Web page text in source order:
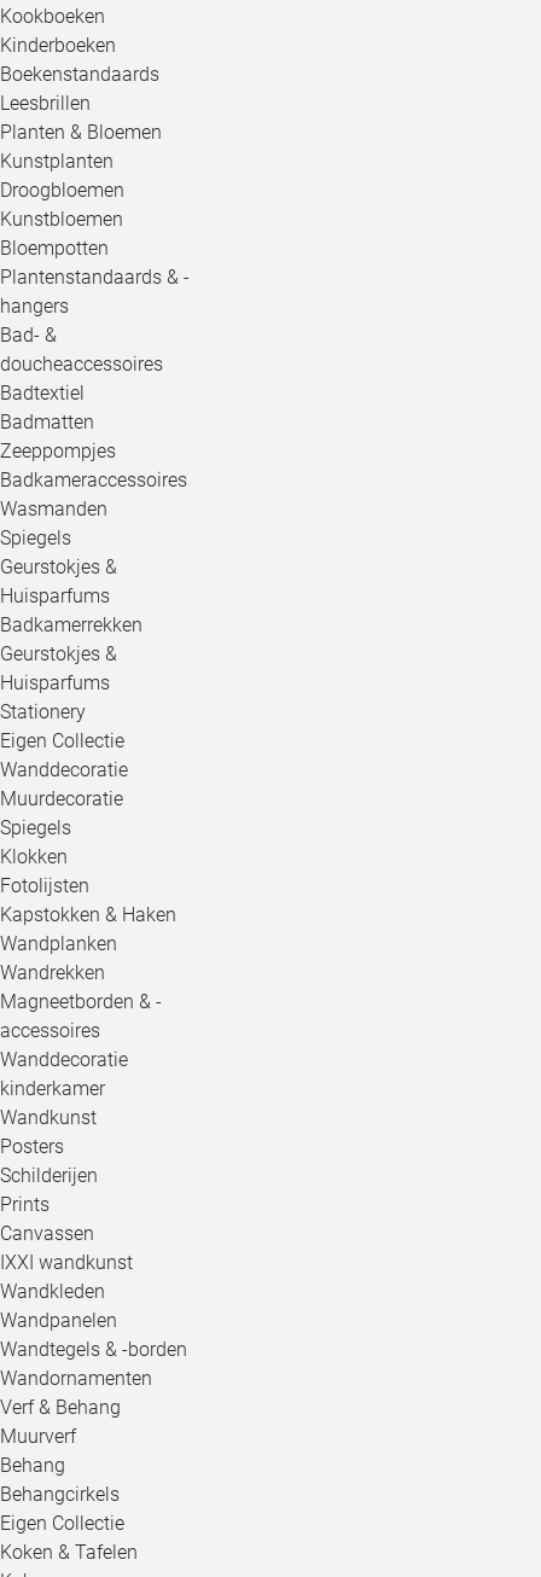
Kookboeken
Kinderboeken
Boekenstandaards
Leesbrillen
Planten & Bloemen
Kunstplanten
Droogbloemen
Kunstbloemen
Bloempotten
Plantenstandaards & -
hangers
Bad- &
doucheaccessoires
Badtextiel
Badmatten
Zeeppompjes
Badkameraccessoires
Wasmanden
Spiegels
Geurstokjes &
Huisparfums
Badkamerrekken
Geurstokjes &
Huisparfums
Stationery
Eigen Collectie
Wanddecoratie
Muurdecoratie
Spiegels
Klokken
Fotolijsten
Kapstokken & Haken
Wandplanken
Wandrekken
Magneetborden & -
accessoires
Wanddecoratie
kinderkamer
Wandkunst
Posters
Schilderijen
Prints
Canvassen
IXXI wandkunst
Wandkleden
Wandpanelen
Wandtegels & -borden
Wandornamenten
Verf & Behang
Muurverf
Behang
Behangcirkels
Eigen Collectie
Koken & Tafelen